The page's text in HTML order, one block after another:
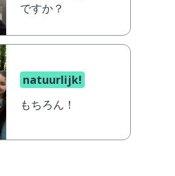
ですか？
natuurlijk!
もちろん！